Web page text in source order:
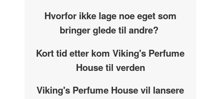
Hvorfor ikke lage noe eget som
bringer glede til andre?
Kort tid etter kom Viking's Perfume
House til verden
Viking's Perfume House vil lansere